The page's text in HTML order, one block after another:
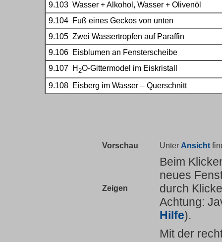
9.103 Wasser + Alkohol, Wasser + Olivenöl
9.104 Fuß eines Geckos von unten
9.105 Zwei Wassertropfen auf Paraffin
9.106 Eisblumen an Fensterscheibe
9.107 H 2O-Gittermodel im Eiskristall
9.108 Eisberg im Wasser – Querschnitt
Vorschau Unter Ansicht
Zeigen
Beim
neues
durch
Achtung:
Hilfe).
Mit der